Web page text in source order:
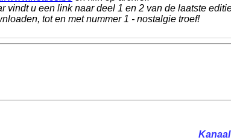
vindt u een link naar deel 1 en 2 van de laatste
tot en met nummer 1 - nostalgie troef!